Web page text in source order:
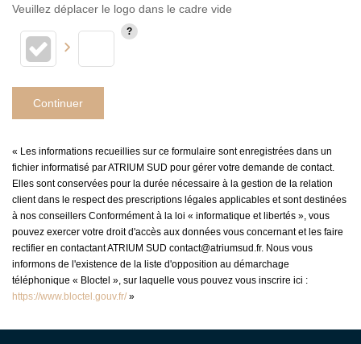
Veuillez déplacer le logo dans le cadre vide
Continuer
« Les informations recueillies sur ce formulaire sont enregistrées dans un
fichier informatisé par ATRIUM SUD pour gérer votre demande de contact.
Elles sont conservées pour la durée nécessaire à la gestion de la relation
client dans le respect des prescriptions légales applicables et sont destinées
à nos conseillers Conformément à la loi « informatique et libertés », vous
pouvez exercer votre droit d'accès aux données vous concernant et les faire
rectifier en contactant ATRIUM SUD contact@atriumsud.fr. Nous vous
informons de l'existence de la liste d'opposition au démarchage
téléphonique « Bloctel », sur laquelle vous pouvez vous inscrire ici :
https://www.bloctel.gouv.fr/ »